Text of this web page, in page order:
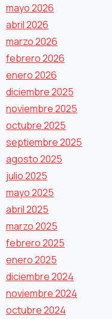
mayo 2026
abril 2026
marzo 2026
febrero 2026
enero 2026
diciembre 2025
noviembre 2025
octubre 2025
septiembre 2025
agosto 2025
julio 2025
mayo 2025
abril 2025
marzo 2025
febrero 2025
enero 2025
diciembre 2024
noviembre 2024
octubre 2024